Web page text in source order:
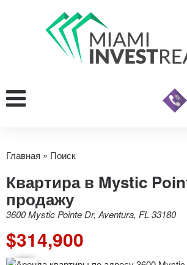
Главная » Поиск
Квартира в Mystic
продажу
3600 Mystic Pointe Dr, Aventura, FL 33180
$314,900